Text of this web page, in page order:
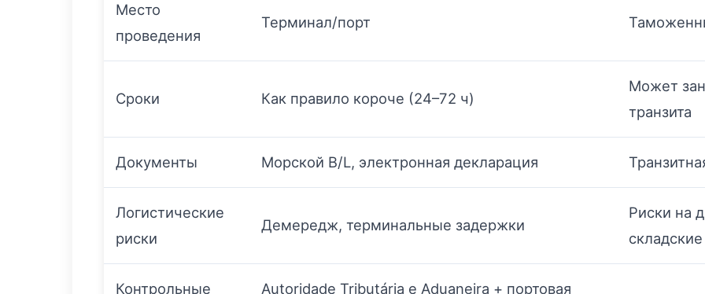
Место
проведения
Терминал/порт
Сроки Как правило короче (24–72 ч)
Может
транзита
Документы Морской B/L, электронная декларация
Логистические
риски
Демередж, терминальные задержки
Риски на
Контрольные
Autoridade Tributária e Aduaneira + портовая